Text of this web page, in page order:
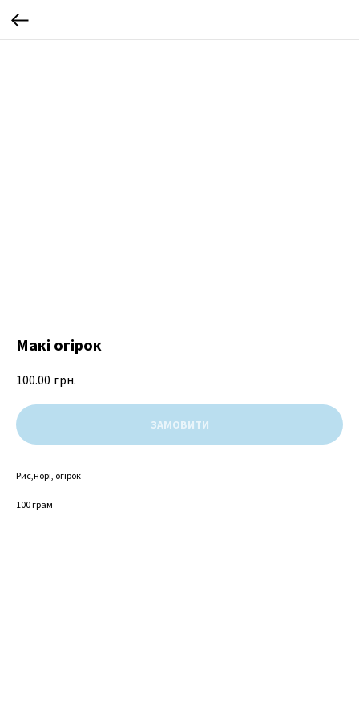
Макі огірок
100.00 грн.
ЗАМОВИТИ
Рис,норі, огірок
100 грам